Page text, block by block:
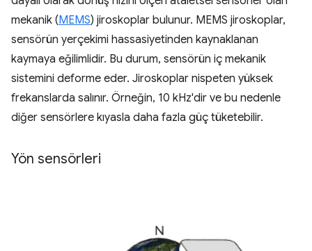
mekanik (MEMS) jiroskoplar bulunur. MEMS jiroskoplar,
sensörün yerçekimi hassasiyetinden kaynaklanan
kaymaya eğilimlidir. Bu durum, sensörün iç mekanik
sistemini deforme eder. Jiroskoplar nispeten yüksek
frekanslarda salınır. Örneğin, 10 kHz'dir ve bu nedenle
diğer sensörlere kıyasla daha fazla güç tüketebilir.
Yön sensörleri